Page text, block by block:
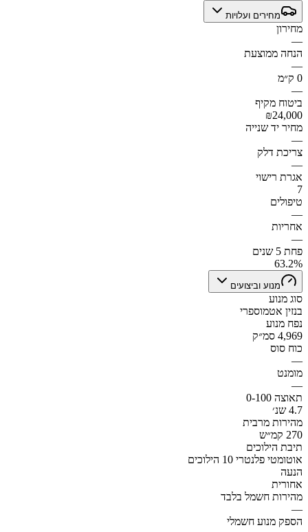
מחירים ועלויות
מחירון
—
הנחה ממוצעת
—
0 ק״מ
—
ביטוח מקיף
₪24,000
מחיר יד שנייה
—
צריכת דלק
—
אגרת רישוי
7
טיפולים
—
אחריות
—
פחת 5 שנים
63.2%
מנוע וביצועים
סוג מנוע
בנזין אטמוספרי
נפח מנוע
4,969 סמ״ק
כוח סוס
—
מומנט
—
תאוצה 0-100
4.7 שנ׳
מהירות מרבית
270 קמ״ש
תיבת הילוכים
אוטומטי פלנטרי 10 הילוכים
הנעה
אחורית
מהירות חשמל בלבד
—
הספק מנוע חשמלי